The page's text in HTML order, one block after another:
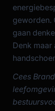
geworden.
gaan
Denk
Cees